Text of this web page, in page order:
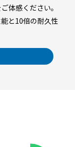
体感ください。
と10倍の耐久性